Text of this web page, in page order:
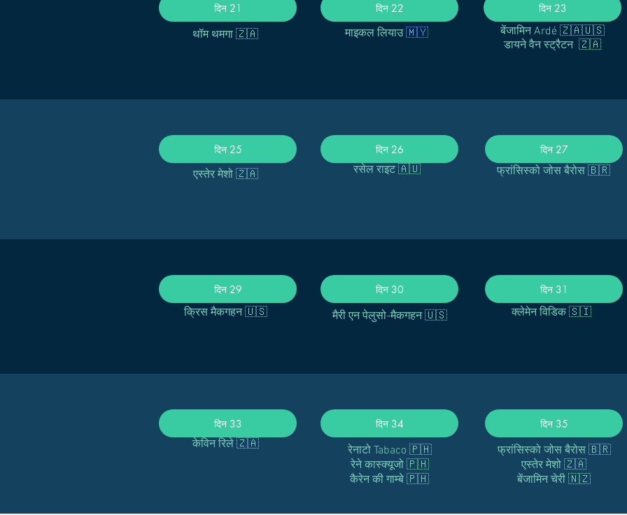
दिन 29
क्रिस मैकगहन 🇺🇸
दिन 30
मैरी एन पेलुसो-मैकगहन 🇺🇸
दिन 31
क्लेमेन विडिक 🇸🇮
दिन 25
एस्तेर मेशो 🇿🇦
दिन 26
रसेल राइट 🇦🇺
दिन 27
फ्रांसिस्को जोस बैरोस 🇧🇷
दिन 21
थॉम थमगा 🇿🇦
दिन 22
माइकल लियाउ🇲🇾
दिन 23
बेंजामिन Ardé 🇿🇦🇺🇸
डायने वैन स्ट्रैटन 🇿🇦
दिन 33
केविन रिले 🇿🇦
दिन 34
रेनाटो Tabaco 🇵🇭
रेने कास्क्यूजो 🇵🇭
कैरेन की गाम्बे 🇵🇭
दिन 35
फ्रांसिस्को जोस बैरोस 🇧🇷
एस्तेर मेशो 🇿🇦
बेंजामिन चेरी 🇳🇿